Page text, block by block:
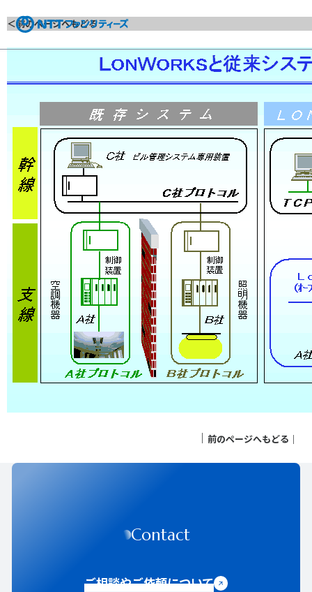
＜前のページへもどる
｜ 前のページへもどる ｜
Contact
ご相談やご依頼について